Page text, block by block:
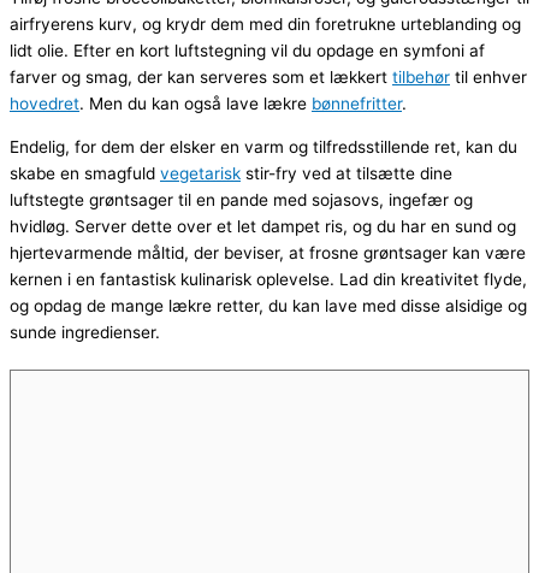
airfryerens kurv, og krydr dem med din foretrukne urteblanding og
lidt olie. Efter en kort luftstegning vil du opdage en symfoni af
farver og smag, der kan serveres som et lækkert tilbehør til enhver
hovedret. Men du kan også lave lækre bønnefritter.
Endelig, for dem der elsker en varm og tilfredsstillende ret, kan du
skabe en smagfuld vegetarisk stir-fry ved at tilsætte dine
luftstegte grøntsager til en pande med sojasovs, ingefær og
hvidløg. Server dette over et let dampet ris, og du har en sund og
hjertevarmende måltid, der beviser, at frosne grøntsager kan være
kernen i en fantastisk kulinarisk oplevelse. Lad din kreativitet flyde,
og opdag de mange lækre retter, du kan lave med disse alsidige og
sunde ingredienser.